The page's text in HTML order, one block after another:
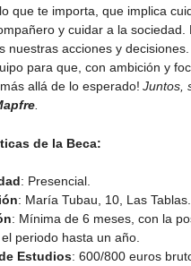
que te importa, que implica
y cuidar a la sociedad.
nuestras acciones y decisiones.
para que, con ambición y
allá de lo esperado! Juntos,
de la Beca:
: Presencial.
: María Tubau, 10, Las Tablas.
: Mínima de 6 meses, con la
periodo hasta un año.
Estudios: 600/800 euros